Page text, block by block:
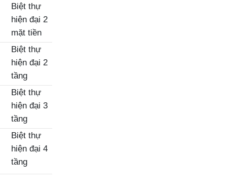
Biệt thự
hiện đại 2
mặt tiền
Biệt thự
hiện đại 2
tầng
Biệt thự
hiện đại 3
tầng
Biệt thự
hiện đại 4
tầng